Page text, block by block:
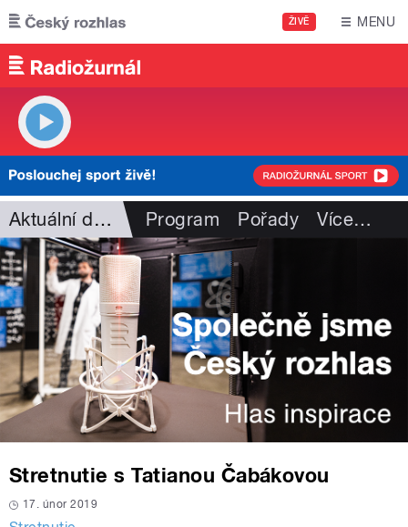
Přejít k hlavnímu obsahu
ŽIVĚ MENU
Aktuální dění Program Pořady Více…
Stretnutie s Tatianou Čabákovou
17. únor 2019